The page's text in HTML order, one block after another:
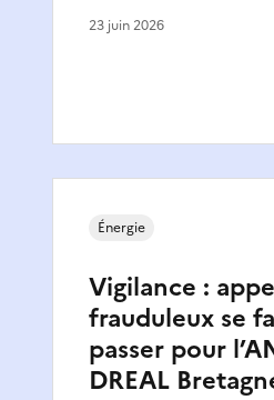
23 juin 2026
Vigilance :
frauduleux se
passer pour
DREAL
Énergie